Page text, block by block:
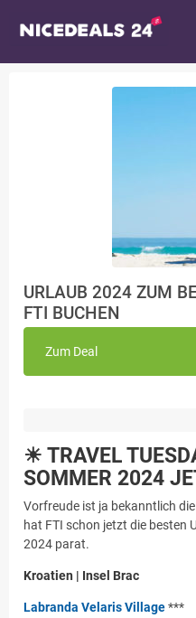
URLAUB 2024 ZUM
FTI BUCHEN
Zum Deal
☀ TRAVEL
SOMMER 2024
Vorfreude ist ja bekanntlich
hat FTI schon jetzt die besten
2024 parat.
Kroatien | Insel Brac
Labranda Velaris Village***